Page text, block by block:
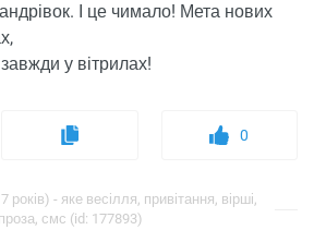
І це чимало! Мета нових
у вітрилах!
0
років) - яке весілля, привітання, вірші,
проза, смс (id: 177893)